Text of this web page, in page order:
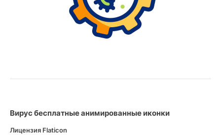
Вирус бесплатные анимированные иконки
Лицензия Flaticon